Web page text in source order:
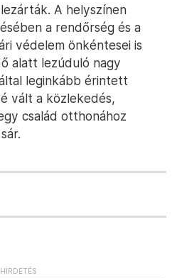
A helyszínen
a rendőrség és a
védelem önkéntesei is
alatt lezúduló nagy
leginkább érintett
vált a közlekedés,
család otthonához